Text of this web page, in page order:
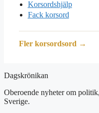
Korsordshjälp
Fack korsord
Fler korsordsord →
Dagskrönikan
Oberoende nyheter om
Sverige.